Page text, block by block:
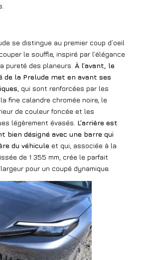
se distingue au premier coup d’oeil
le souffle, inspiré par l’élégance
pureté des planeurs. À l’avant, le
de la Prelude met en avant ses
, qui sont renforcées par les
fine calandre chromée noire, le
de couleur foncée et les
légèrement évasés. L’arrière est
bien désigné avec une barre qui
du véhiculeet qui, associée à la
de 1 355 mm, crée le parfait
pour un coupé dynamique.